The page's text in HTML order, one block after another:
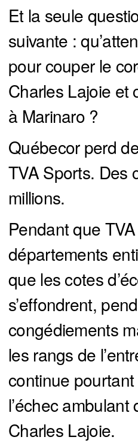
Et la seule
suivante :
pour couper le
Charles Lajoie et
à Marinaro ?
Québecor perd
TVA Sports. Des
millions.
Pendant que
départements
que les cotes
s’effondrent,
congédiements
les rangs de
continue
l’échec ambulant
Charles Lajoie.